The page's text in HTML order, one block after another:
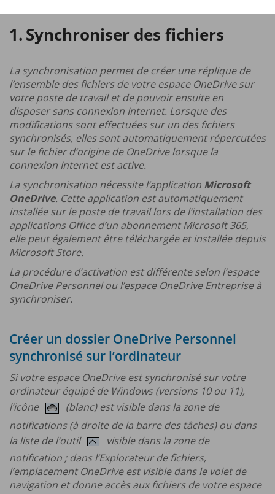
Synchroniser des fichiers
La synchronisation permet de créer une réplique de
l’ensemble des fichiers de votre espace OneDrive sur
votre poste de travail et de pouvoir ensuite en
disposer sans connexion Internet. Lorsque des
modifications sont effectuées sur un des fichiers
synchronisés, elles sont automatiquement répercutées
sur le fichier d’origine de OneDrive lorsque la
connexion Internet est active.
La synchronisation nécessite l’application Microsoft
OneDrive. Cette application est automatiquement
installée sur le poste de travail lors de l’installation des
applications Office d’un abonnement Microsoft 365,
elle peut également être téléchargée et installée depuis
Microsoft Store.
La procédure d’activation est différente selon l’espace
OneDrive Personnel ou l’espace OneDrive Entreprise à
synchroniser.
Créer un dossier OneDrive Personnel
synchronisé sur l’ordinateur
Si votre espace OneDrive est synchronisé sur votre
ordinateur équipé de Windows (versions 10 ou 11),
l’icône
(blanc) est visible dans la zone de
notifications (à droite de la barre des tâches) ou dans
la liste de l’outil
visible dans la zone de
notification ; dans l’Explorateur de fichiers,
l’emplacement OneDrive est visible dans le volet de
navigation et donne accès aux fichiers de votre espace